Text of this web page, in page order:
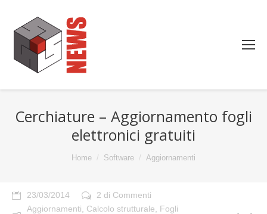
Cerchiature – Aggiornamento fogli
elettronici gratuiti
Home Software Aggiornamenti
23/03/2014
2 di Commenti
Aggiornamenti
Calcolo strutturale
Fogli